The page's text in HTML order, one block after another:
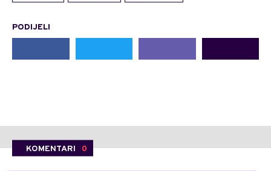
PODIJELI
KOMENTARI 0